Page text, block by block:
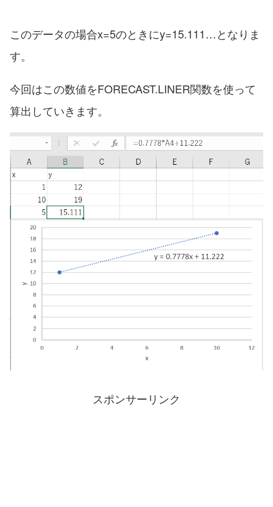
このデータの場合x=5のときにy=15.111…となりま
す。
今回はこの数値をFORECAST.LINER関数を使って
算出していきます。
スポンサーリンク